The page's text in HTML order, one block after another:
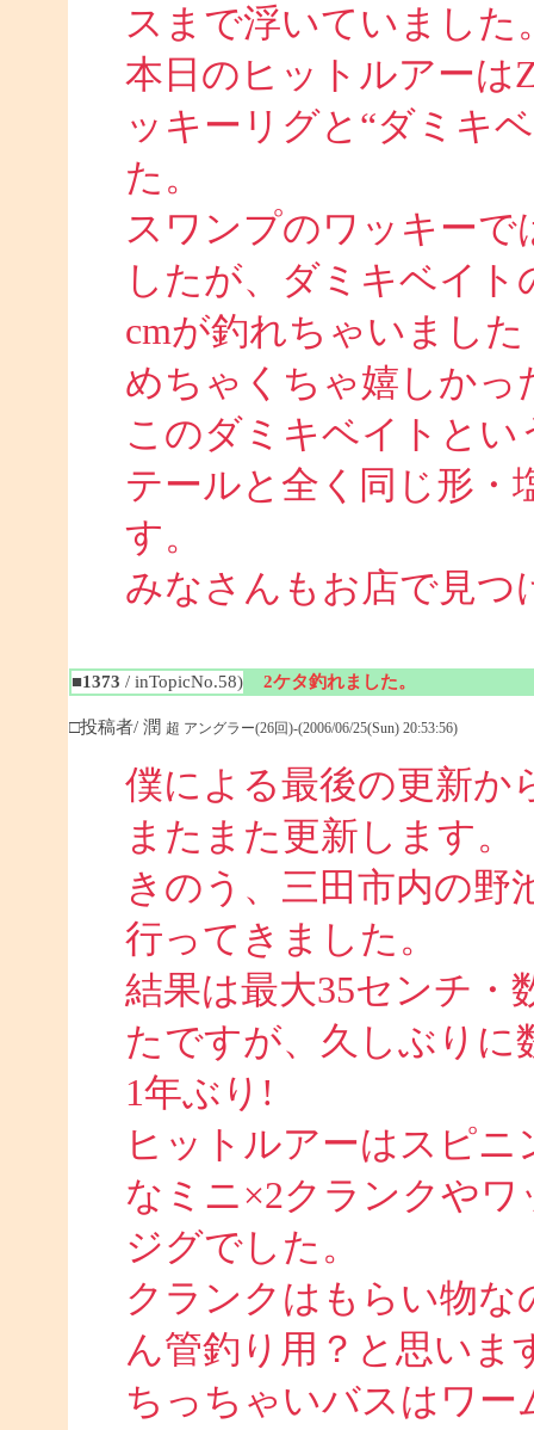
スまで浮いていました
本日のヒットルアーは
ッキーリグと“ダミキ
た。
スワンプのワッキーで
したが、ダミキベイ
cmが釣れちゃいました
めちゃくちゃ嬉しかっ
このダミキベイトと
テールと全く同じ形・
す。
みなさんもお店で見つ
■1373 / inTopicNo.58) 2ケタ釣れました。
□投稿者/ 潤 超 アングラー(26回)-(2006/06/25(Sun) 20:53:56)
僕による最後の更新か
またまた更新します。
きのう、三田市内の野
行ってきました。
結果は最大35センチ・
たですが、久しぶりに
1年ぶり!
ヒットルアーはスピ
なミニ×2クランクや
ジグでした。
クランクはもらい物
ん管釣り用？と思いま
ちっちゃいバスはワ